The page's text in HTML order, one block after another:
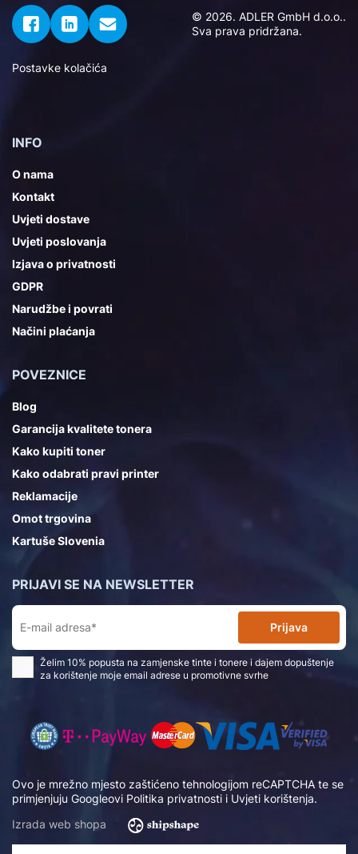
© 2026. ADLER GmbH d.o.o..
Sva prava pridržana.
Postavke kolačića
INFO
O nama
Kontakt
Uvjeti dostave
Uvjeti poslovanja
Izjava o privatnosti
GDPR
Narudžbe i povrati
Načini plaćanja
POVEZNICE
Blog
Garancija kvalitete tonera
Kako kupiti toner
Kako odabrati pravi printer
Reklamacije
Omot trgovina
Kartuše Slovenia
Ovo je mrežno mjesto zaštićeno tehnologijom reCAPTCHA te se
primjenjuju Googleovi Politika privatnosti i Uvjeti korištenja.
Izrada web shopa
PRIJAVI SE NA NEWSLETTER
Prijava
Želim 10% popusta na zamjenske tinte i tonere i dajem dopuštenje
za korištenje moje email adrese u promotivne svrhe